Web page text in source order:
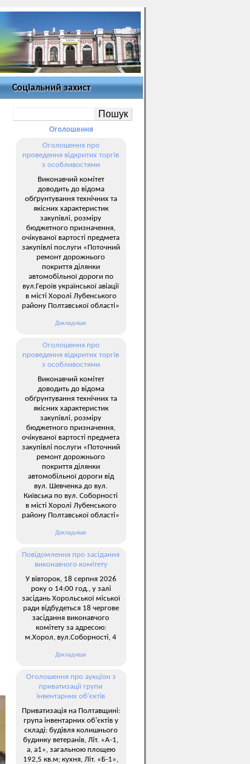
Соціальний захист
Оголошення
Оголошення про
проведення відкритих торгів
з особливостями
Виконавчий комітет
доводить до відома
обґрунтування технічних та
якісних характеристик
закупівлі, розміру
бюджетного призначення,
очікуваної вартості предмета
закупівлі послуги «Поточний
ремонт дорожнього
покриття ділянки
автомобільної дороги по
вул.Героїв української авіації
в місті Хоролі Лубенського
району Полтавської області»
Докладніше
Оголошення про
проведення відкритих торгів
з особливостями
Виконавчий комітет
доводить до відома
обґрунтування технічних та
якісних характеристик
закупівлі, розміру
бюджетного призначення,
очікуваної вартості предмета
закупівлі послуги «Поточний
ремонт дорожнього
покриття ділянки
автомобільної дороги від
вул. Шевченка до вул.
Київська по вул. Соборності
в місті Хоролі Лубенського
району Полтавської області»
Докладніше
Повідомлення про засідання
виконавчого комітету
У вівторок, 18 серпня 2026
року о 14:00 год., у залі
засідань Хорольської міської
ради відбудеться 18 чергове
засідання виконавчого
комітету за адресою:
м.Хорол, вул.Соборності, 4
Докладніше
Оголошення про аукціон з
приватизації групи
інвентарних об’єктів
Приватизація на Полтавщині:
група інвентарних об’єктів у
складі: будівля колишнього
будинку ветеранів, Літ. «А-1,
а, а1», загальною площею
192,5 кв.м; кухня, Літ. «Б-1»,